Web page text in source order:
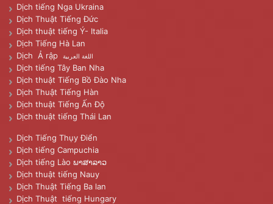
Dịch tiếng Nga Ukraina
Dịch Thuật Tiếng Đức
Dịch thuật tiếng Ý- Italia
Dịch Tiếng Hà Lan
Dịch Ả rập
اللغة العربية
Dịch tiếng Tây Ban Nha
Dịch thuật Tiếng Bồ Đào Nha
Dịch Thuật Tiếng Hàn
Dịch thuật Tiếng Ấn Độ
Dịch thuật tiếng Thái Lan
Dịch Tiếng Thụy Điển
Dịch tiếng Campuchia
Dịch tiếng Lào ພາສາລາວ
Dịch thuật tiếng Nauy
Dịch Thuật Tiếng Ba lan
Dịch Thuật tiếng Hungary